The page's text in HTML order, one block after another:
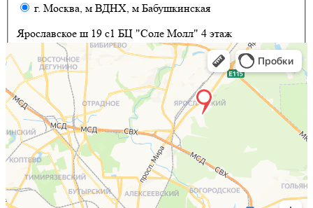
г. Москва, м ВДНХ, м Бабушкинская
Ярославское ш 19 с1 БЦ "Соле Молл" 4 этаж